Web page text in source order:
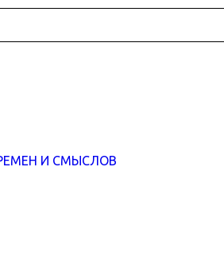
И СМЫСЛОВ